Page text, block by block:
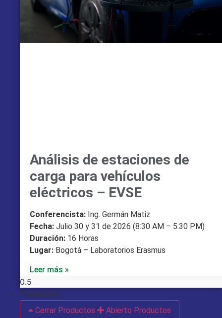
Análisis de estaciones de
carga para vehículos
eléctricos – EVSE
Conferencista: Ing. Germán Matiz
Fecha: Julio 30 y 31 de 2026 (8:30 AM – 5:30 PM)
Duración: 16 Horas
Lugar: Bogotá – Laboratorios Erasmus
Leer más »
Productos
Cerrar Productos
Abierto Productos